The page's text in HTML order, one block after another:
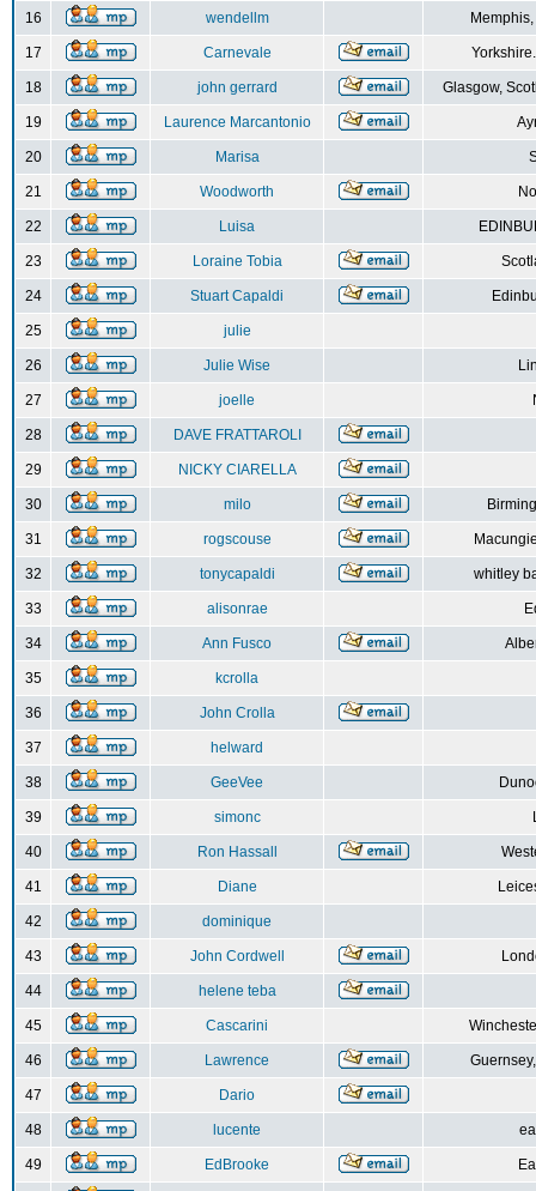
16 wendellm
17 Carnevale
18 john gerrard Glasgow,
19 Laurence Marcantonio
20 Marisa
21 Woodworth
22 Luisa
23 Loraine Tobia
24 Stuart Capaldi
25 julie
26 Julie Wise
27 joelle
28 DAVE FRATTAROLI
29 NICKY CIARELLA
30 milo
31 rogscouse
32 tonycapaldi whitley
33 alisonrae
34 Ann Fusco
35 kcrolla
36 John Crolla
37 helward
38 GeeVee
39 simonc
40 Ron Hassall
41 Diane
42 dominique
43 John Cordwell
44 helene teba
45 Cascarini
46 Lawrence
47 Dario
48 lucente
49 EdBrooke